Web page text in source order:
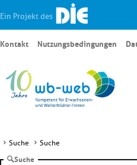
Ein Projekt des
Kontakt Nutzungsbedingungen
Suche Suche
Suche